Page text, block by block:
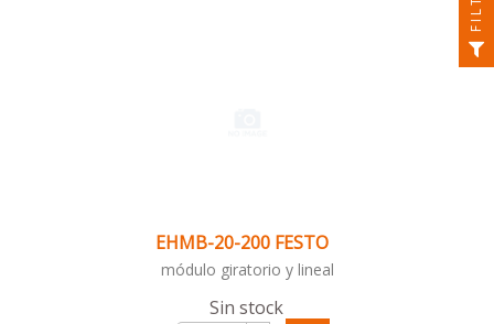
EHMB-20-200 FESTO
módulo giratorio y lineal
Sin stock